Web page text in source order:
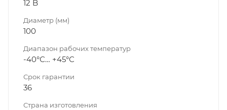
12 B
Диаметр (мм)
100
Диапазон рабочих температур
-40°С… +45°С
Срок гарантии
36
Страна изготовления